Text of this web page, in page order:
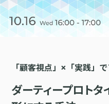
KARTE Web
顧客理解をもとに適切な
KARTE for App
KARTE Message
ミュニケーションを実現
導入企業・業界
ECサイト
不動産・住宅販売
人材
AI 時代の流入対策
「ブランドの意志を宿すAI」の実
資料一覧
お役立ち資料
「顧客視点」×「実践」
ダーティープロト